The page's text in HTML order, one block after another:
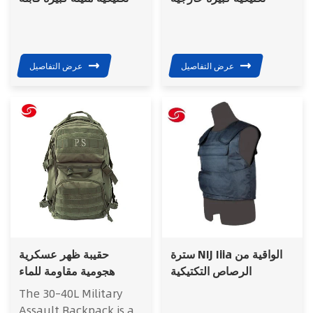
عرض التفاصيل عرض التفاصيل
حقيبة ظهر عسكرية
هجومية مقاومة للماء
مصنوعة من البوليستر
600d، باللون الأخضر
The 30–40L Military
سترة NIJ Iiia الواقية من
الرصاص التكتيكية